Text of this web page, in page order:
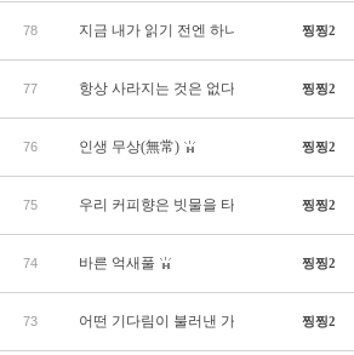
78 지금 내가 읽기 전엔 하나의 기호였다찡찡2
77 항상 사라지는 것은 없다 찡찡2
76 인생 무상(無常) 찡찡2
75 우리 커피향은 빗물을 타고 찡찡2
74 바른 억새풀 찡찡2
73 어떤 기다림이 불러낸 가을 찡찡2